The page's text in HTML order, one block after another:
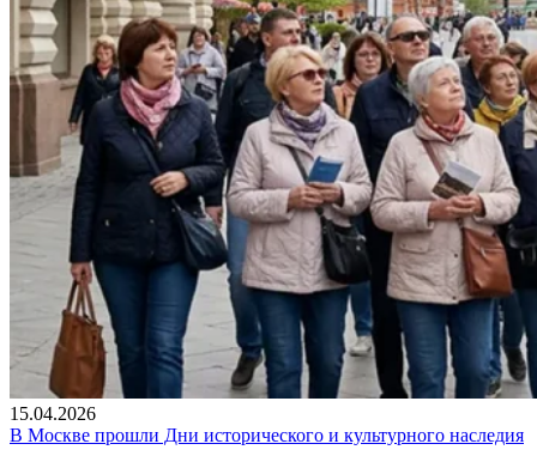
15.04.2026
В Москве прошли Дни исторического и культурного наследия